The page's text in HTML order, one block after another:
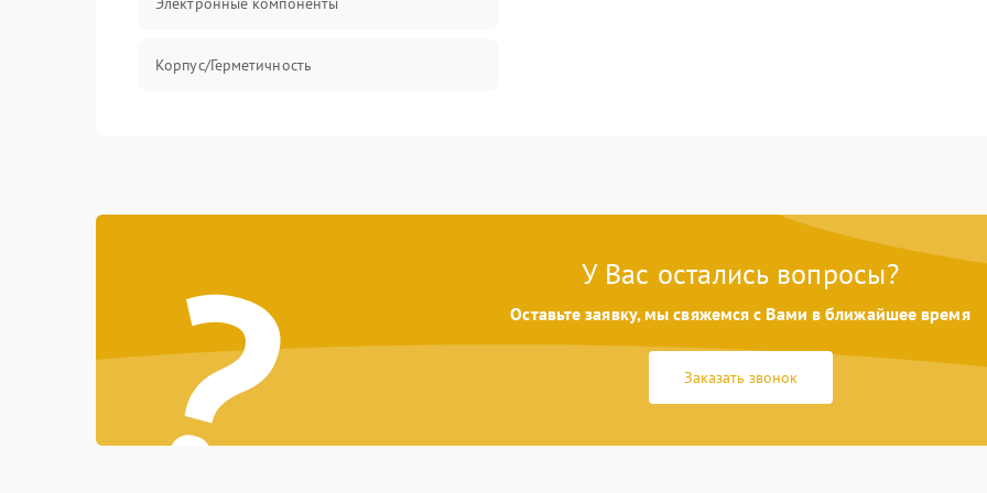
Корпус/Герметичность
? У Вас остались вопросы?
Оставьте заявку, мы свяжемся с Вами в ближайшее время
Заказать звонок